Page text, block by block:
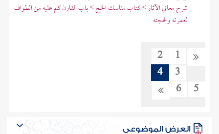
شرح معاني الآثار > كتاب مناسك الحج > باب القارن كم عليه من الطواف
لعمرته ولحجته
1
2
3
4
5
6
العرض الموضوعي